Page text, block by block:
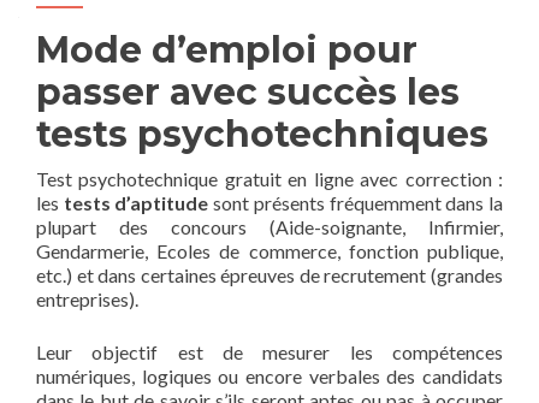
Mode d’emploi pour
passer avec succès les
tests psychotechniques
Test psychotechnique gratuit en ligne avec correction :
les tests d’aptitude sont présents fréquemment dans la
plupart des concours (Aide-soignante, Infirmier,
Gendarmerie, Ecoles de commerce, fonction publique,
etc.) et dans certaines épreuves de recrutement (grandes
entreprises).
Leur objectif est de mesurer les compétences
numériques, logiques ou encore verbales des candidats